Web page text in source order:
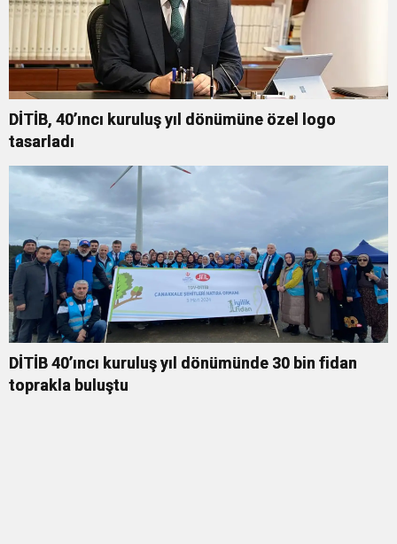
DİTİB, 40’ıncı kuruluş yıl dönümüne özel logo
tasarladı
DİTİB 40’ıncı kuruluş yıl dönümünde 30 bin fidan
toprakla buluştu